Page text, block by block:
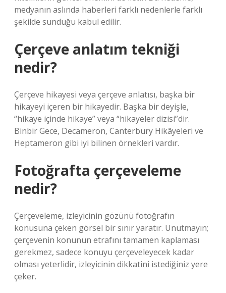
medyanın aslında haberleri farklı nedenlerle farklı
şekilde sunduğu kabul edilir.
Çerçeve anlatım tekniği
nedir?
Çerçeve hikayesi veya çerçeve anlatısı, başka bir
hikayeyi içeren bir hikayedir. Başka bir deyişle,
“hikaye içinde hikaye” veya “hikayeler dizisi”dir.
Binbir Gece, Decameron, Canterbury Hikâyeleri ve
Heptameron gibi iyi bilinen örnekleri vardır.
Fotoğrafta çerçeveleme
nedir?
Çerçeveleme, izleyicinin gözünü fotoğrafın
konusuna çeken görsel bir sınır yaratır. Unutmayın;
çerçevenin konunun etrafını tamamen kaplaması
gerekmez, sadece konuyu çerçeveleyecek kadar
olması yeterlidir, izleyicinin dikkatini istediğiniz yere
çeker.